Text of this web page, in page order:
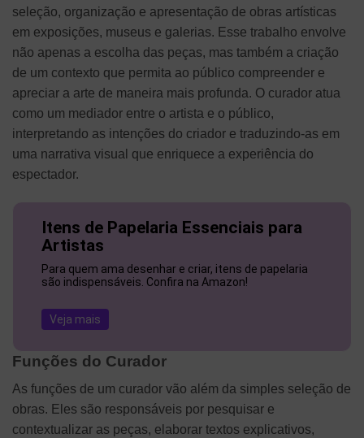
seleção, organização e apresentação de obras artísticas
em exposições, museus e galerias. Esse trabalho envolve
não apenas a escolha das peças, mas também a criação
de um contexto que permita ao público compreender e
apreciar a arte de maneira mais profunda. O curador atua
como um mediador entre o artista e o público,
interpretando as intenções do criador e traduzindo-as em
uma narrativa visual que enriquece a experiência do
espectador.
Itens de Papelaria Essenciais para
Artistas
Para quem ama desenhar e criar, itens de papelaria
são indispensáveis. Confira na Amazon!
Veja mais
Funções do Curador
As funções de um curador vão além da simples seleção de
obras. Eles são responsáveis por pesquisar e
contextualizar as peças, elaborar textos explicativos,